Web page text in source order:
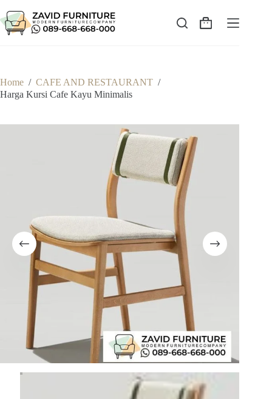
to
content
Shopping
Home / CAFE AND RESTAURANT /
Harga Kursi Cafe Kayu Minimalis